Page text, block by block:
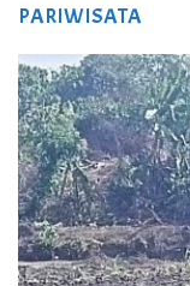
PARIWISATA